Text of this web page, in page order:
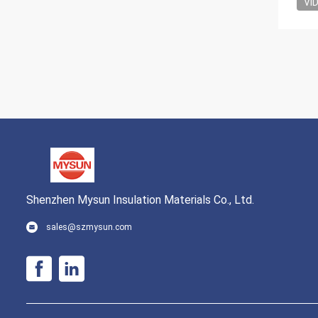
Shenzhen Mysun Insulation Materials Co., Ltd.
sales@szmysun.com